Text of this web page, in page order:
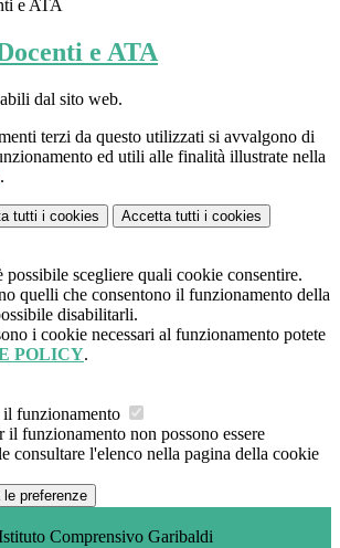
e ATA
dal sito web.
terzi da questo utilizzati si avvalgono di
ed utili alle finalità illustrate nella
.
tutti i cookies Accetta tutti i cookies
possibile scegliere quali cookie consentire.
quelli che consentono il funzionamento della
disabilitarli.
i cookie necessari al funzionamento potete
POLICY.
il funzionamento
il funzionamento non possono essere
consultare l'elenco nella pagina della cookie
le preferenze
Comprensivo Garibaldi